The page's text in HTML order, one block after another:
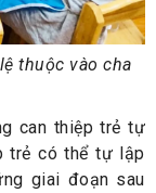
thuộc vào cha
can thiệp trẻ tự
trẻ có thể tự lập
giai đoạn sau